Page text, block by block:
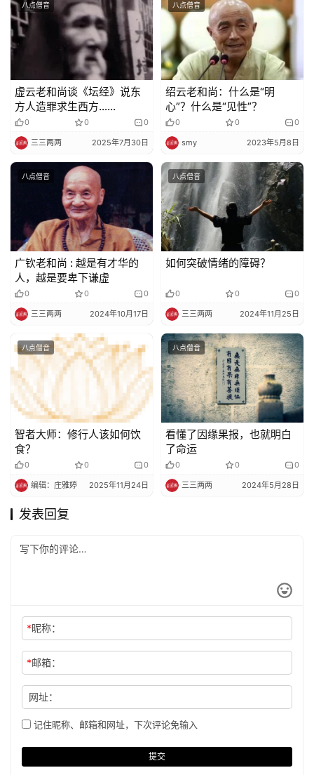
八点僧音
虚云老和尚谈《坛经》说东
方人造罪求生西方……
0 0 0
三三两两 2025年7月30日
八点僧音
绍云老和尚：什么是“明
心”？什么是“见性”？
0 0 0
smy 2023年5月8日
八点僧音
广钦老和尚 : 越是有才华的
人，越是要卑下谦虚
0 0 0
三三两两 2024年10月17日
八点僧音
如何突破情绪的障碍？
0 0 0
三三两两 2024年11月25日
八点僧音
智者大师：修行人该如何饮
食？
0 0 0
编辑：庄雅婷 2025年11月24日
八点僧音
看懂了因缘果报，也就明白
了命运
0 0 0
三三两两 2024年5月28日
发表回复
*昵称：
*邮箱：
网址：
记住昵称、邮箱和网址，下次评论免输入
提交